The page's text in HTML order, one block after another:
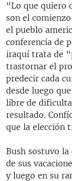
LA REALIDAD
SER VIEJO EN
KENTU-CUBANO
LOS SANTOS
LA INVASIÓN
EDITORIALES
SÍGUENOS
“Lo que quiero
son el
el pueblo
conferencia de
iraquí trata de
trastornar el
predecir cada
desde luego
libre de
resultado.
que la elección
Bush sostuvo la
de sus
y luego en su